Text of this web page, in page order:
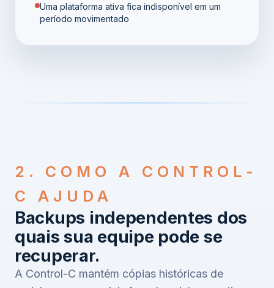
Uma plataforma ativa fica indisponível em um
período movimentado
2. COMO A CONTROL-
C AJUDA
Backups independentes dos
quais sua equipe pode se
recuperar.
A Control-C mantém cópias históricas de